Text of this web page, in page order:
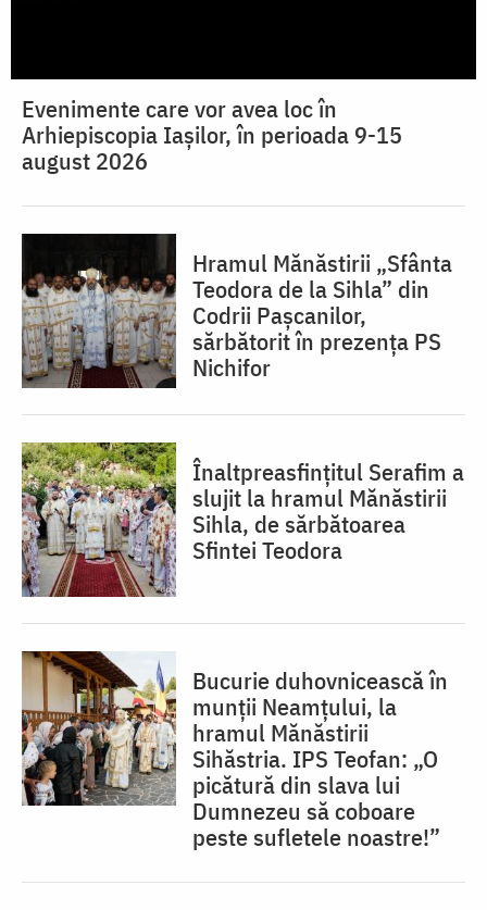
Evenimente care vor avea loc în
Arhiepiscopia Iaşilor, în perioada 9-15
august 2026
Hramul Mănăstirii „Sfânta
Teodora de la Sihla” din
Codrii Pașcanilor,
sărbătorit în prezența PS
Nichifor
Înaltpreasfințitul Serafim a
slujit la hramul Mănăstirii
Sihla, de sărbătoarea
Sfintei Teodora
Bucurie duhovnicească în
munții Neamțului, la
hramul Mănăstirii
Sihăstria. IPS Teofan: „O
picătură din slava lui
Dumnezeu să coboare
peste sufletele noastre!”